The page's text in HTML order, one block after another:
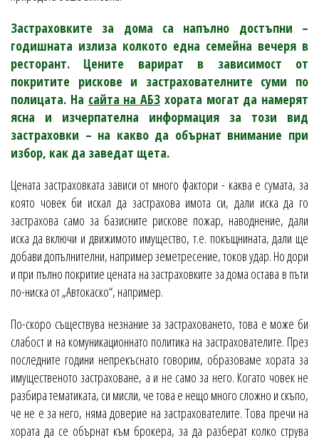
Застраховките за дома са напълно достъпни –
годишната излиза колкото една семейна вечеря в
ресторант. Цените варират в зависимост от
покритите рискове и застрахователните суми по
полицата. На сайта на АБЗ хората могат да намерят
ясна и изчерпателна информация за този вид
застраховки – на какво да обърнат внимание при
избор, как да заведат щета.
Цената застраховката зависи от много фактори - каква е сумата, за
която човек би искал да застрахова имота си, дали иска да го
застрахова само за базисните рискове пожар, наводнение, дали
иска да включи и движимото имущество, т.е. покъщнината, дали ще
добави допълнителни, например земетресение, токов удар. Но дори
и при пълно покритие цената на застраховките за дома остава в пъти
по-ниска от „Автокаско“, например.
По-скоро съществува незнание за застраховането, това е може би
слабост и на комуникационнато политика на застрахователите. През
последните години непрекъснато говорим, образоваме хората за
имущественото застраховане, а и не само за него. Когато човек не
разбира тематиката, си мисли, че това е нещо много сложно и скъпо,
че не е за него, няма доверие на застрахователите. Това пречи на
хората да се обърнат към брокера, за да разберат колко струва